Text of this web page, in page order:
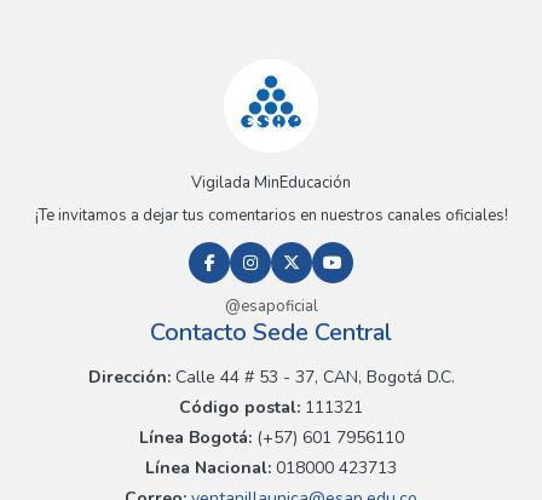
Vigilada MinEducación
¡Te invitamos a dejar tus comentarios en nuestros canales oficiales!
@esapoficial
Contacto Sede Central
Dirección:Calle 44 # 53 - 37, CAN, Bogotá D.C.
Código postal: 111321
Línea Bogotá:(+57) 601 7956110
Línea Nacional: 018000 423713